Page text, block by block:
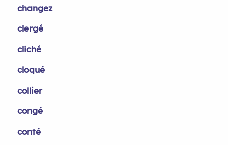
changez
clergé
cliché
cloqué
collier
congé
conté